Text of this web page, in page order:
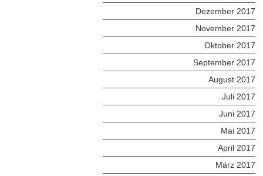
Dezember 2017
November 2017
Oktober 2017
September 2017
August 2017
Juli 2017
Juni 2017
Mai 2017
April 2017
März 2017